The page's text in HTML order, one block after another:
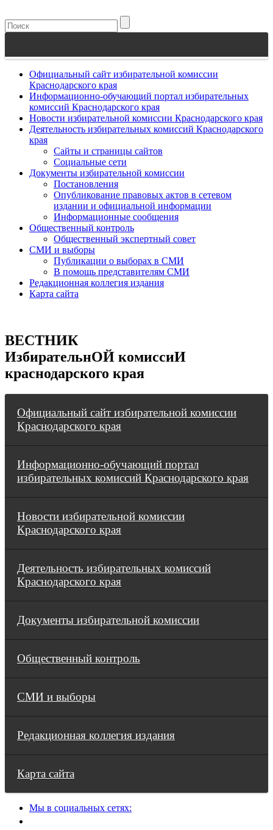
Официальный сайт избирательной комиссии
Краснодарского края
Информационно-обучающий портал избирательных
комиссий Краснодарского края
Новости избирательной комиссии Краснодарского края
Деятельность избирательных комиссий Краснодарского
края
Сайты и страницы сайтов
Социальные сети
Документы избирательной комиссии
Постановления
Опубликование правовых актов в сетевом
издании и официальной информации
Информационные сообщения
Общественный контроль
Общественный экспертный совет
СМИ и выборы
Публикации о выборах в СМИ
В помощь представителям СМИ
Редакционная коллегия издания
Карта сайта
ВЕСТНИК
ИзбирательнОЙ комиссиИ
краснодарского края
Официальный сайт избирательной комиссии
Краснодарского края
Информационно-обучающий портал
избирательных комиссий Краснодарского края
Новости избирательной комиссии
Краснодарского края
Деятельность избирательных комиссий
Краснодарского края
Документы избирательной комиссии
Общественный контроль
СМИ и выборы
Редакционная коллегия издания
Карта сайта
Мы в социальных сетях: